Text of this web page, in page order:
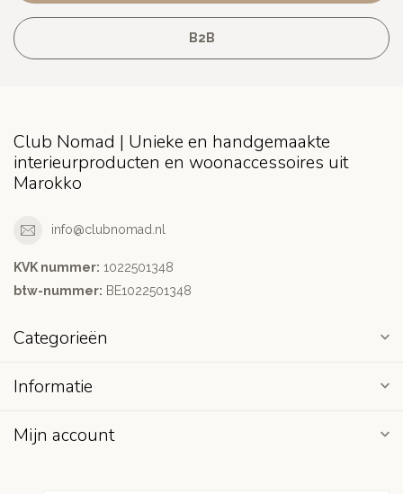
B2B
Club Nomad | Unieke en handgemaakte
interieurproducten en woonaccessoires uit
Marokko
info@clubnomad.nl
KVK nummer: 1022501348
btw-nummer: BE1022501348
Categorieën
Informatie
Mijn account